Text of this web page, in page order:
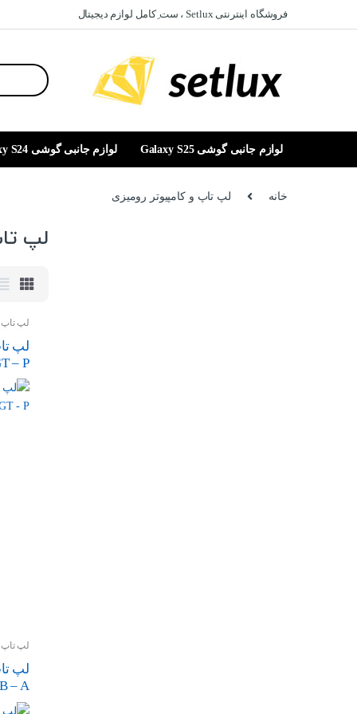
to
to
فروشگاه اینترنتی Setlux ، ست ِکامل لوازم دیجیتال
Search
for:
لوازم جانبی گوشی Galaxy S25 لوازم جانبی گوشی Galaxy S24
خانه لپ تاپ و کامپیوتر رومیزی
لپ
لپ تاپ
– P
لپ تاپ
– A